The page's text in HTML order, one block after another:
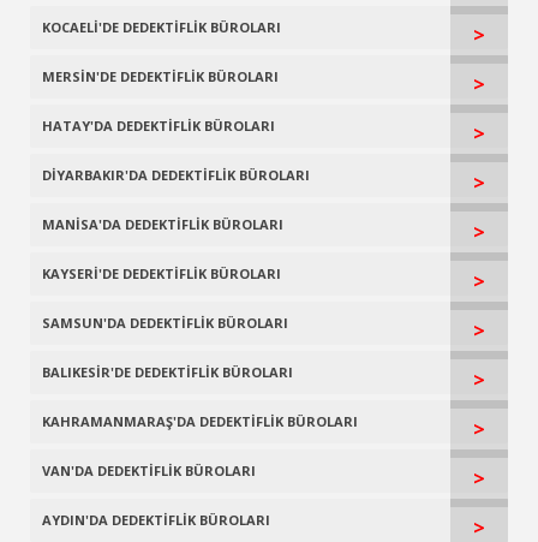
KOCAELİ'DE DEDEKTİFLİK BÜROLARI >
MERSİN'DE DEDEKTİFLİK BÜROLARI >
HATAY'DA DEDEKTİFLİK BÜROLARI >
DİYARBAKIR'DA DEDEKTİFLİK BÜROLARI >
MANİSA'DA DEDEKTİFLİK BÜROLARI >
KAYSERİ'DE DEDEKTİFLİK BÜROLARI >
SAMSUN'DA DEDEKTİFLİK BÜROLARI >
BALIKESİR'DE DEDEKTİFLİK BÜROLARI >
KAHRAMANMARAŞ'DA DEDEKTİFLİK BÜROLARI >
VAN'DA DEDEKTİFLİK BÜROLARI >
AYDIN'DA DEDEKTİFLİK BÜROLARI >